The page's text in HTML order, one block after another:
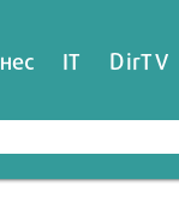
IT DirTV